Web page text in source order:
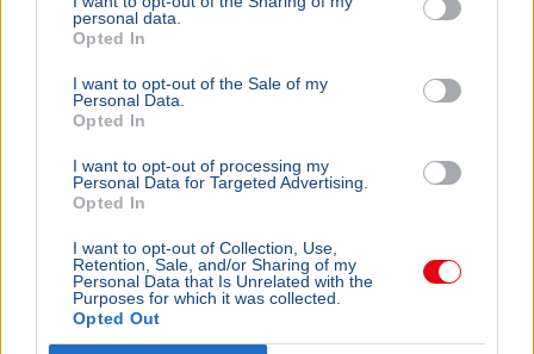
personal data.
Opted In
I want to opt-out of the Sale of my
Personal Data.
Opted In
I want to opt-out of processing my
Personal Data for Targeted Advertising.
Opted In
I want to opt-out of Collection, Use,
Retention, Sale, and/or Sharing of my
Personal Data that Is Unrelated with the
Purposes for which it was collected.
Opted Out
bárkából a La Manche-csatornán